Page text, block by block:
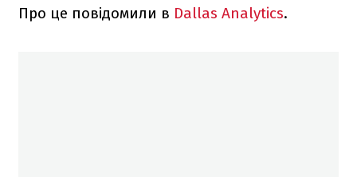
Про це повідомили в Dallas Analytics.